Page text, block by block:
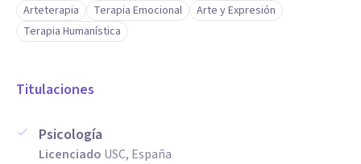
Arteterapia Terapia Emocional
Arte y Expresión
Terapia Humanística
Titulaciones
Psicología
Licenciado USC, España